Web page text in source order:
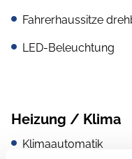
Fahrerhaussitze
LED-Beleuchtung
Heizung / Klima
Klimaautomatik